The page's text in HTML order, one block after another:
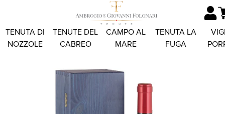
TENUTA DI
NOZZOLE
TENUTE DEL
CABREO
CAMPO AL
MARE
TENUTA LA
FUGA